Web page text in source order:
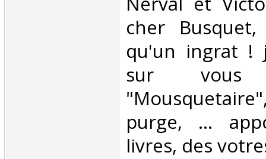
cher
qu'un ingrat !
sur
purge, ...
livres, des